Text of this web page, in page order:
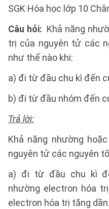
SGK Hóa học lớp 10
Câu hỏi: Khả năng
trị của nguyên tử các
như thế nào khi:
a) đi từ đầu chu kì đến
b) đi từ đầu nhóm đến
Trả lời:
Khả năng nhường
nguyên tử các nguyên
a) đi từ đầu chu kì
nhường electron hóa
electron hóa trị tăng dần.